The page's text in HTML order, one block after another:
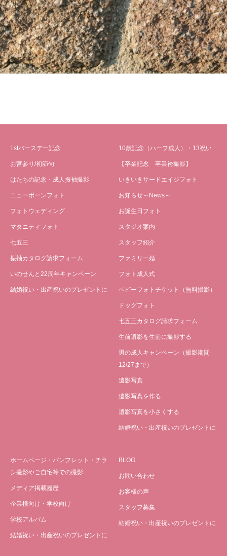
1stバースデー記念
お宮参り/初節句
はたちの記念・成人振袖撮影
ニューボーンフォト
フォトウェディング
マタニティフォト
七五三
振袖カタログ請求フォーム
いのせんと22周年キャンペーン
結婚祝い・出産祝いのプレゼントに
10歳記念（ハーフ成人）・13祝い
【卒業記念 卒業袴撮影】
いきいきサードエイジフォト
お知らせ～News～
お誕生日フォト
スタジオ案内
スタッフ紹介
ファミリー婚
フォト成人式
ベビーフォトチケット（無料撮影）
ドッグフォト
七五三カタログ請求フォーム
生前遺影を生前に撮影する
男の成人キャンペーン（撮影期間
12/27まで）
遺影写真
遺影写真を作る
遺影写真を小さくする
結婚祝い・出産祝いのプレゼントに
ホームページ・パンフレット・チラ
シ撮影やご自宅等での撮影
メディア掲載履歴
企業様向け・学校向け
学校アルバム
結婚祝い・出産祝いのプレゼントに
BLOG
お問い合わせ
お客様の声
スタッフ募集
結婚祝い・出産祝いのプレゼントに